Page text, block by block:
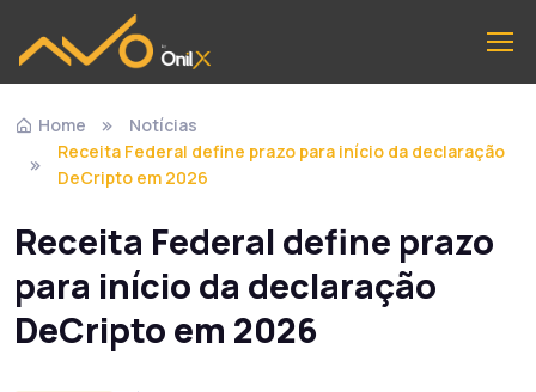
Home
Notícias
Receita Federal define prazo para início da declaração
DeCripto em 2026
Receita Federal define prazo
para início da declaração
DeCripto em 2026